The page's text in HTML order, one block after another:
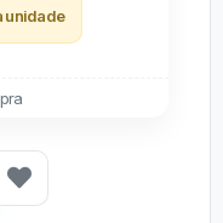
unidade